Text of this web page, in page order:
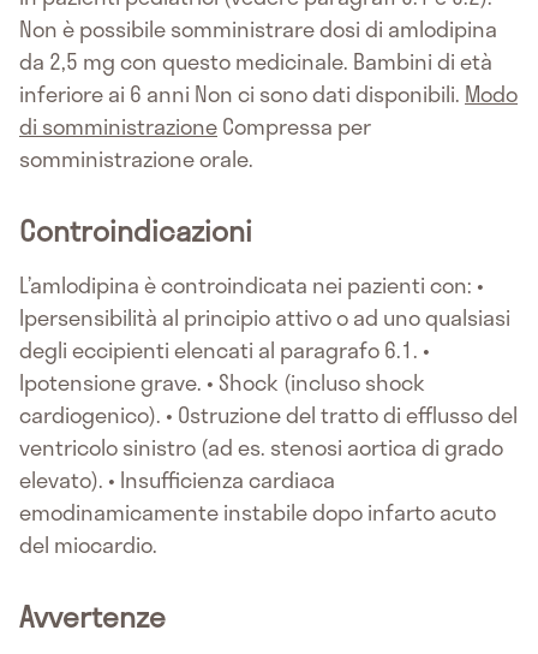
Non è possibile somministrare dosi di amlodipina
da 2,5 mg con questo medicinale. Bambini di età
inferiore ai 6 anni Non ci sono dati disponibili. Modo
di somministrazioneCompressa per
somministrazione orale.
Controindicazioni
L’amlodipina è controindicata nei pazienti con: •
Ipersensibilità al principio attivo o ad uno qualsiasi
degli eccipienti elencati al paragrafo 6.1. •
Ipotensione grave. • Shock (incluso shock
cardiogenico). • Ostruzione del tratto di efflusso del
ventricolo sinistro (ad es. stenosi aortica di grado
elevato). • Insufficienza cardiaca
emodinamicamente instabile dopo infarto acuto
del miocardio.
Avvertenze